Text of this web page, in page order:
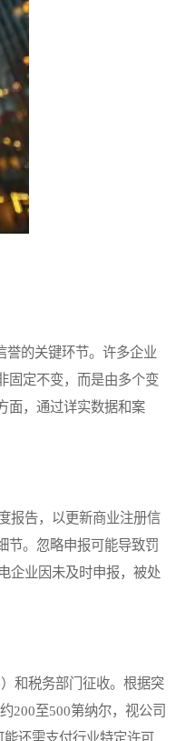
的关键环节。许多企业
固定不变，而是由多个变
面，通过详实数据和案
报告，以更新商业注册信
节。忽略申报可能导致罚
企业因未及时申报，被处
和税务部门征收。根据突
200至500第纳尔，视公司